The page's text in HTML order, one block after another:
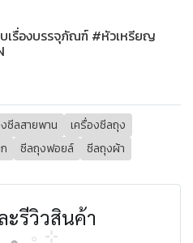
เรื่องบรรจุภัณฑ์ #หัวเหรียญ
ซีลสายพาน
เครื่องซีลถุง
ซีลถุงฟอยล์
ซีลถุงผ้า
รีวิวสินค้า